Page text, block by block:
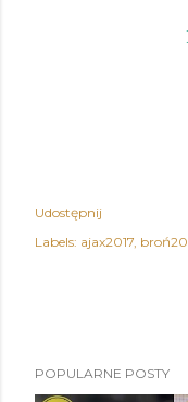
Udostępnij
Labels: ajax2017
POPULARNE POSTY